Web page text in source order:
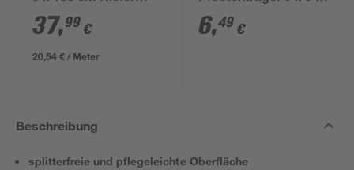
pinie
37,99 €
20,54 € / Meter
90 cm
6,49 €
Beschreibung
splitterfreie und pflegeleichte Oberfläche